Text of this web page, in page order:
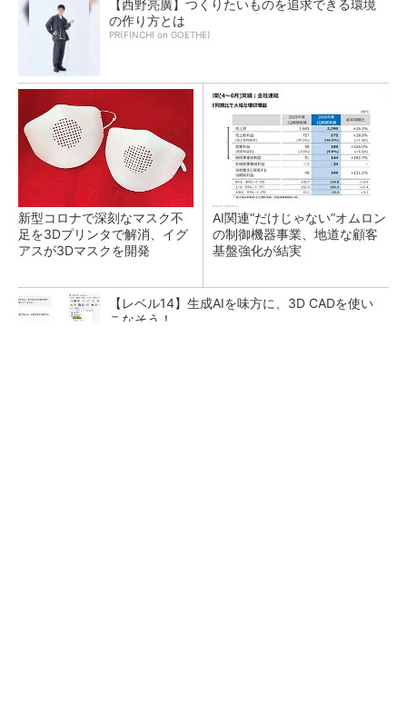
【西野亮廣】つくりたいものを追求できる環境
の作り方とは
PR(FINCHI on GOETHE)
新型コロナで深刻なマスク不
足を3Dプリンタで解消、イグ
アスが3Dマスクを開発
AI関連“だけじゃない”オムロン
の制御機器事業、地道な顧客
基盤強化が結実
【レベル14】生成AIを味方に、3D CADを使い
こなそう！